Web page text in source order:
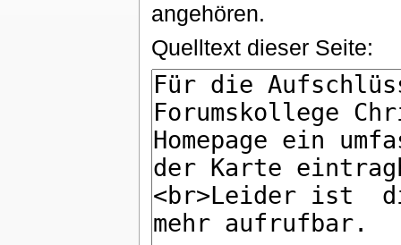
angehören.
Quelltext dieser Seite: